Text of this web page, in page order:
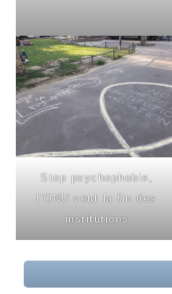
Stop psychophobie,
l’ONU veut la fin des
institutions